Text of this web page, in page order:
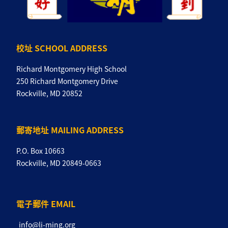
校址 SCHOOL ADDRESS
Richard Montgomery High School
250 Richard Montgomery Drive
Rockville, MD 20852
郵寄地址 MAILING ADDRESS
P.O. Box 10663
Rockville, MD 20849-0663
電子郵件 EMAIL
info@li-ming.org